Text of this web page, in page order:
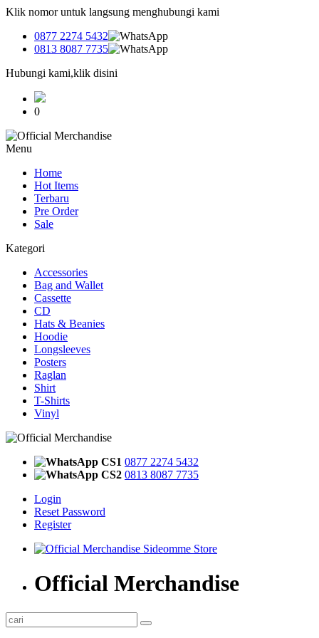
Klik nomor untuk langsung menghubungi kami
0877 2274 5432
0813 8087 7735
Hubungi kami,klik disini
0
Menu
Home
Hot Items
Terbaru
Pre Order
Sale
Kategori
Accessories
Bag and Wallet
Cassette
CD
Hats & Beanies
Hoodie
Longsleeves
Posters
Raglan
Shirt
T-Shirts
Vinyl
CS1 0877 2274 5432
CS2 0813 8087 7735
Login
Reset Password
Register
Official Merchandise